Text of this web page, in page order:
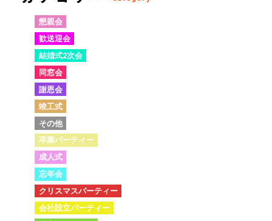
懇親会
歓送迎会
結婚式2次会
同窓会
謝恩会
竣工式
その他
卒業パーティー
成人式
忘年会
クリスマスパーティー
会社設立パーティー